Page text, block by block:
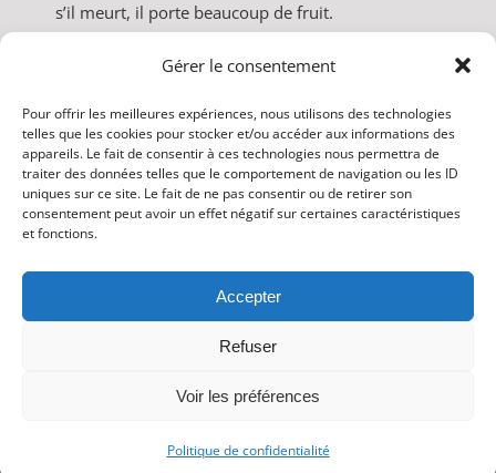
Gérer le consentement
Pour offrir les meilleures expériences, nous utilisons des technologies
telles que les cookies pour stocker et/ou accéder aux informations des
appareils. Le fait de consentir à ces technologies nous permettra de
traiter des données telles que le comportement de navigation ou les ID
uniques sur ce site. Le fait de ne pas consentir ou de retirer son
consentement peut avoir un effet négatif sur certaines caractéristiques
et fonctions.
Accepter
Refuser
Voir les préférences
Politique de confidentialité
s’il meurt, il porte beaucoup de fruit.
monde la gardera pour la vie éternelle.
Si quelqu'un veut me servir, qu’il me suive ; et là
où moi je suis, là aussi sera mon serviteur. Si
quelqu'un me sert, mon Père l’honorera. »
Copyright © 2026 • AOP - Section de Rebecq • Tous droits